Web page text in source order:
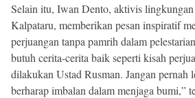
Selain itu, Iwan Dento, aktivis lingkungan
Kalpataru, memberikan pesan inspiratif
perjuangan tanpa pamrih dalam
butuh cerita-cerita baik seperti kisah
dilakukan Ustad Rusman. Jangan pernah
berharap imbalan dalam menjaga bumi,”